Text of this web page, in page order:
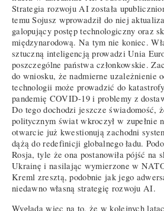
Strategia rozwoju AI została
temu Sojusz wprowadził do niej
galopujący postęp technologiczny oraz
międzynarodową. Na tym nie koniec.
sztuczną inteligencją prowadzi Unia
poszczególne państwa członkowskie.
do wniosku, że nadmierne uzależnienie
technologii może prowadzić do
pandemię COVID-19 i problemy z
Do tego dochodzi jeszcze świadomość,
politycznym świat wkroczył w zupełnie
otwarcie już kwestionują zachodni
dążą do redefinicji globalnego ładu.
Rosja, tyle że ona postanowiła pójść na
Ukrainę i nasilając wymierzone w
Kreml zresztą, podobnie jak jego
niedawno własną strategię rozwoju AI.
Wygląda więc na to, że w kolejnych